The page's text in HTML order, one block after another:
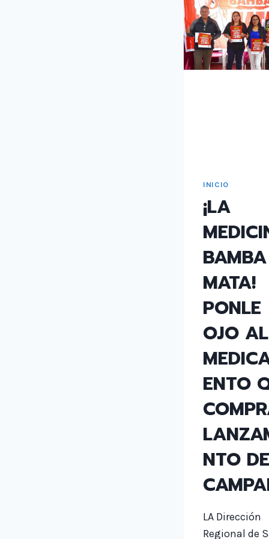
INICIO
¡LA
BAMBA
MATA!
PONLE
OJO AL
ENTO
NTO
LA Dirección
Regional de